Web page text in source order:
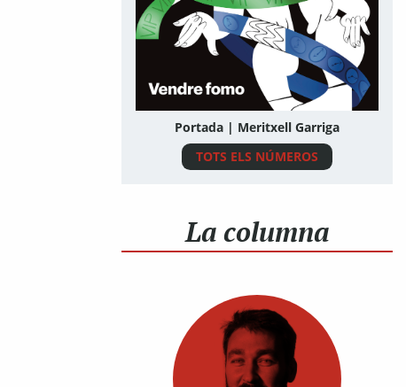
Portada | Meritxell Garriga
TOTS ELS NÚMEROS
La columna